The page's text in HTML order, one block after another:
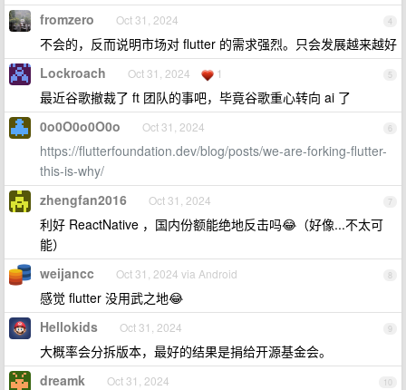
4
fromzero Oct 31, 2024
不会的，反而说明市场对 flutter 的需求强烈。只会发展越来越好
5
Lockroach Oct 31, 2024 1
最近谷歌撤裁了 ft 团队的事吧，毕竟谷歌重心转向 ai 了
6
0o0O0o0O0o Oct 31, 2024
https://flutterfoundation.dev/blog/posts/we-are-forking-flutter-
this-is-why/
7
zhengfan2016 Oct 31, 2024
利好 ReactNative ，国内份额能绝地反击吗😂（好像...不太可
能）
8
weijancc Oct 31, 2024 via Android
感觉 flutter 没用武之地😂
9
Hellokids Oct 31, 2024
大概率会分拆版本，最好的结果是捐给开源基金会。
10
dreamk Oct 31, 2024